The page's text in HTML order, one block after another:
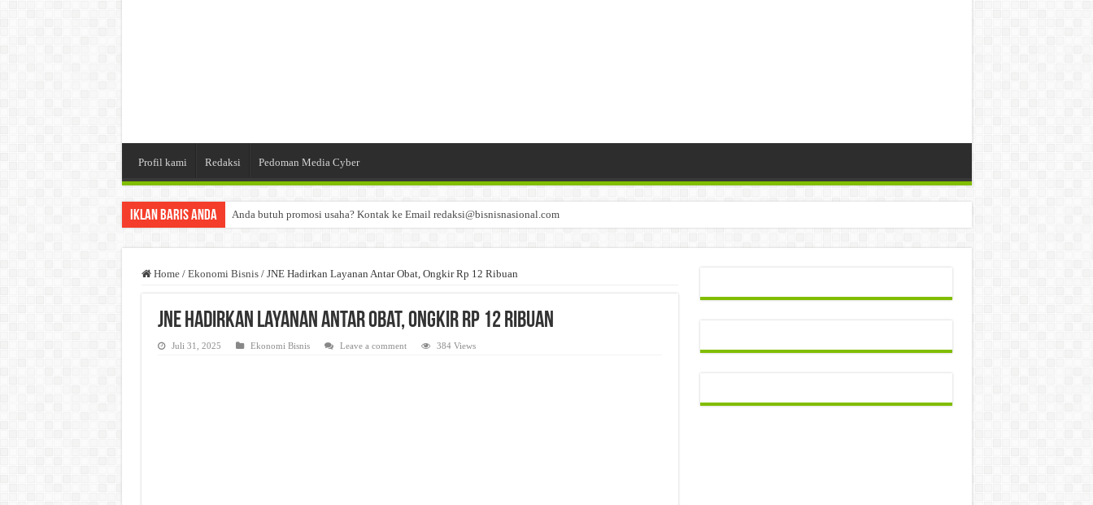
Profil kami Redaksi Pedoman Media Cyber
Iklan Baris Anda Anda butuh promosi usaha? Kontak ke Email redaksi@bisnisnasional.com
Home / Ekonomi Bisnis / JNE Hadirkan Layanan Antar Obat, Ongkir Rp 12 Ribuan
JNE Hadirkan Layanan Antar Obat, Ongkir Rp 12 Ribuan
Juli 31, 2025 Ekonomi Bisnis Leave a comment 384 Views